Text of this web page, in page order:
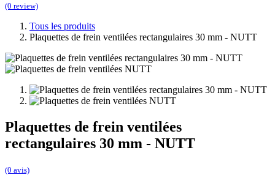
(0 review)
Tous les produits
Plaquettes de frein ventilées rectangulaires 30 mm - NUTT
Plaquettes de frein ventilées
rectangulaires 30 mm - NUTT
(0 avis)